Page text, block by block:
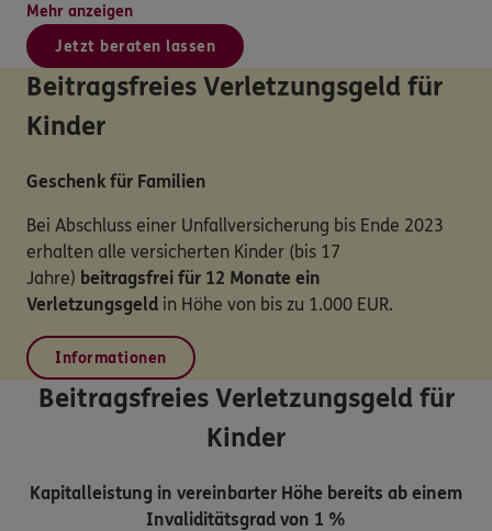
Mehr anzeigen
Jetzt beraten lassen
Beitragsfreies Verletzungsgeld für
Kinder
Geschenk für Familien
Bei Abschluss einer Unfallversicherung bis Ende 2023
erhalten alle versicherten Kinder (bis 17
Jahre) beitragsfrei für 12 Monate ein
Verletzungsgeld in Höhe von bis zu 1.000 EUR.
Informationen
Beitragsfreies Verletzungsgeld für
Kinder
Kapitalleistung in vereinbarter Höhe bereits ab einem
Invaliditätsgrad von 1 %